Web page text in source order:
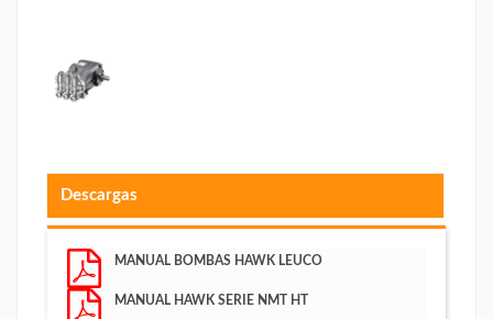
Descargas
MANUAL BOMBAS HAWK LEUCO
MANUAL HAWK SERIE NMT HT